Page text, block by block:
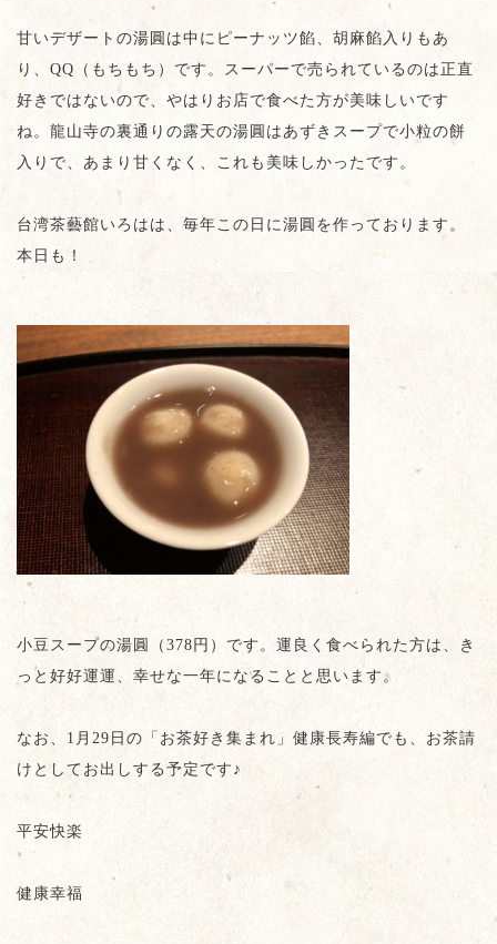
甘いデザートの湯圓は中にピーナッツ餡、胡麻餡入りもあ
り、QQ（もちもち）です。スーパーで売られているのは正直
好きではないので、やはりお店で食べた方が美味しいです
ね。龍山寺の裏通りの露天の湯圓はあずきスープで小粒の餅
入りで、あまり甘くなく、これも美味しかったです。
台湾茶藝館いろはは、毎年この日に湯圓を作っております。
本日も！
小豆スープの湯圓（378円）です。運良く食べられた方は、き
っと好好運運、幸せな一年になることと思います。
なお、1月29日の「お茶好き集まれ」健康長寿編でも、お茶請
けとしてお出しする予定です♪
平安快楽
健康幸福